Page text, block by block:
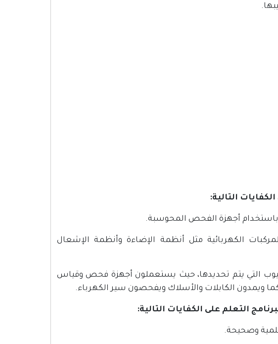
التالية:
الكهربائية مثل أنظمة الإضاءة وأنظمة الإشعال
التي يتم تحديدها، حيث يستعملون أجهزة فحص وقياس
ويمدون الكابلات والأسلاك ويفحصون سير الكهرباء.
التعلم على الكفايات التالية: